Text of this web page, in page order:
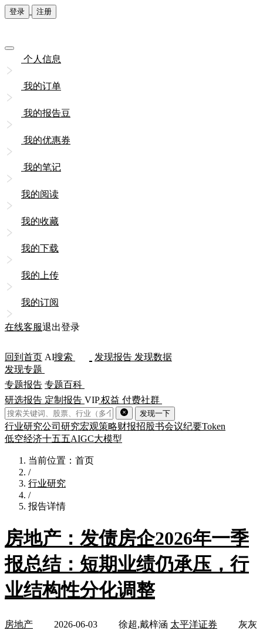
登录 注册
个人信息
我的订单
我的报告豆
我的优惠券
我的笔记
我的阅读
我的收藏
我的下载
我的上传
我的订阅
在线客服退出登录
回到首页 AI搜索 发现报告 发现数据
发现专题
专题报告 专题百科
研选报告 定制报告 VIP权益 付费社群
发现一下
行业研究公司研究宏观策略财报招股书会议纪要Token
低空经济十五五AIGC大模型
当前位置：首页
/
行业研究
/
报告详情
房地产：发债房企2026年一季
报总结：短期业绩仍承压，行
业结构性分化调整
房地产 2026-06-03 徐超,戴梓涵 太平洋证券 灰灰